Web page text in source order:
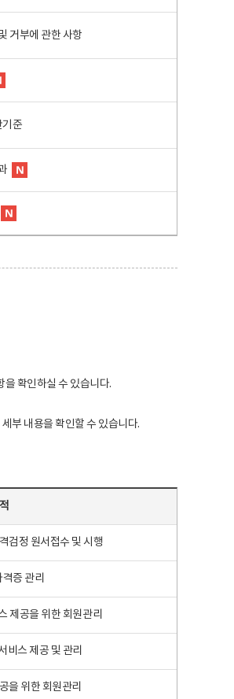
거부에 관한 사항
기준
을 확인하실 수 있습니다.
부 내용을 확인할 수 있습니다.
검정 원서접수 및 시행
증 관리
제공을 위한 회원관리
비스 제공 및 관리
을 위한 회원관리